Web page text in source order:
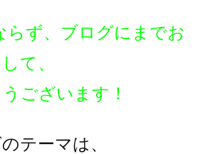
らず、ブログにまでお
て、
ございます！
テーマは、